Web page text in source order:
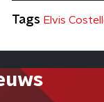
Tags Elvis